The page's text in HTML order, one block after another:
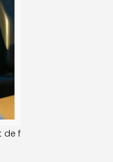
de fixation pour montant